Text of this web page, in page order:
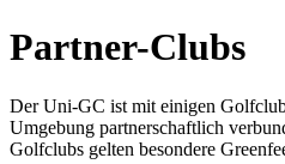
Partner-Clubs
Der Uni-GC ist mit einigen
Umgebung partnerschaftlich
Golfclubs gelten besondere